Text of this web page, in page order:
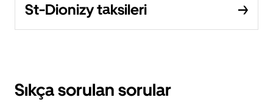
St-Dionizy taksileri
Sıkça sorulan sorular